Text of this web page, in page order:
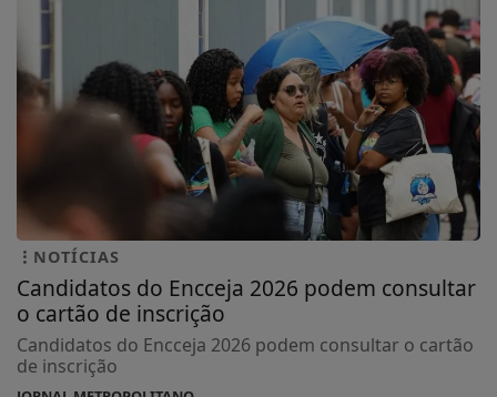
NOTÍCIAS
Candidatos do Encceja 2026 podem consultar
o cartão de inscrição
Candidatos do Encceja 2026 podem consultar o cartão
de inscrição